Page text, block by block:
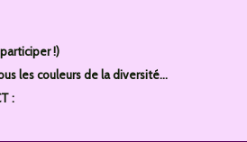
!)
les couleurs de la diversité...
: